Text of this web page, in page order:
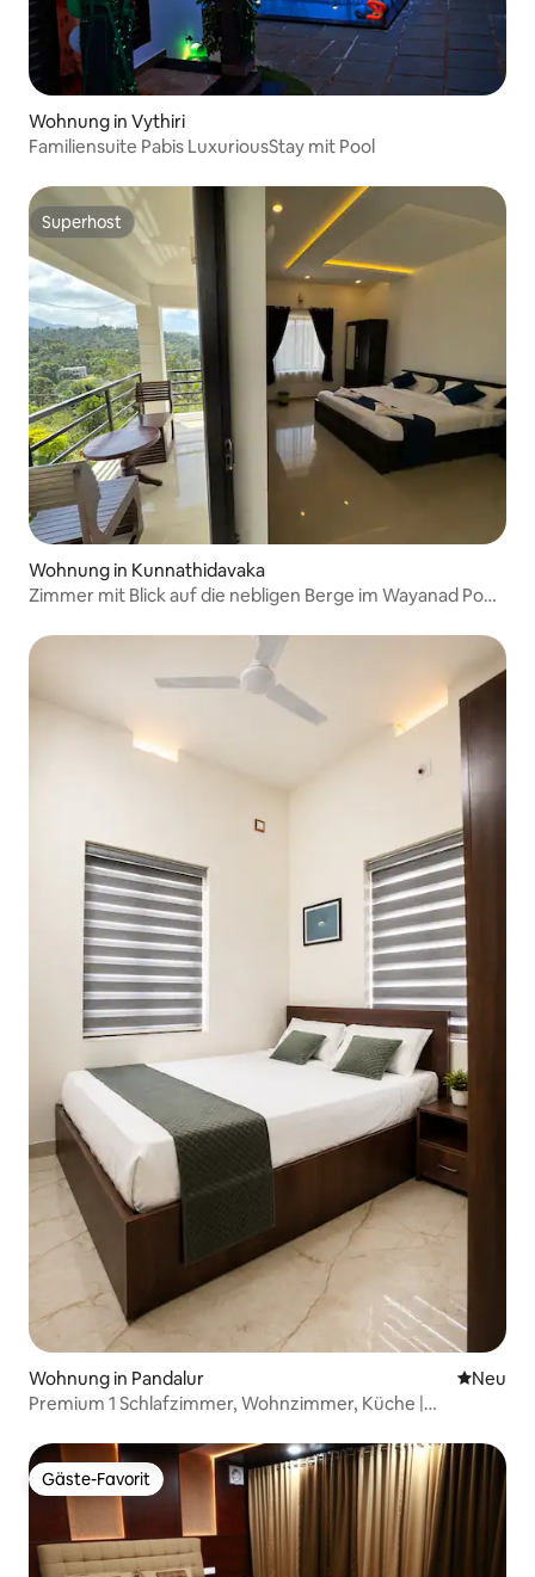
Wohnung in Vythiri
Familiensuite Pabis LuxuriousStay mit Pool
Superhost
Superhost
Wohnung in Kunnathidavaka
Zimmer mit Blick auf die nebligen Berge im Wayanad Pool
Wohnung in Pandalur Neue
Neu
Premium 1 Schlafzimmer, Wohnzimmer, Küche |
Gäste-Favorit
Gäste-Favorit